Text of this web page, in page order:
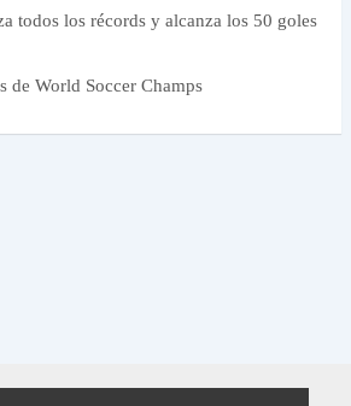
todos los récords y alcanza los 50 goles
de World Soccer Champs